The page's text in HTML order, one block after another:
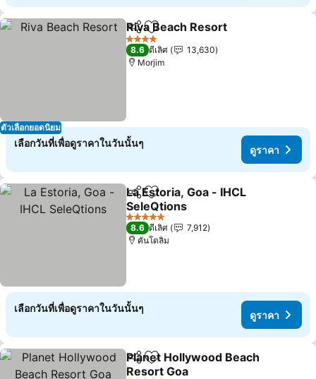
ตัวเลือกยอดนิยม
แชร์ เพิ่มในรายการโปรด
Riva Beach Resort
4 ดาว
8.6 ดีเลิศ
13,630
Morjim
เลือกวันที่เพื่อดูราคาในวันนั้นๆ
ดูราคา
แชร์ เพิ่มในรายการโปรด
La Estoria, Goa - IHCL
SeleQtions
5 ดาว
8.6 ดีเลิศ
7,912
คันโดลิม
เลือกวันที่เพื่อดูราคาในวันนั้นๆ
ดูราคา
แชร์ เพิ่มในรายการโปรด
Planet Hollywood Beach
Resort Goa